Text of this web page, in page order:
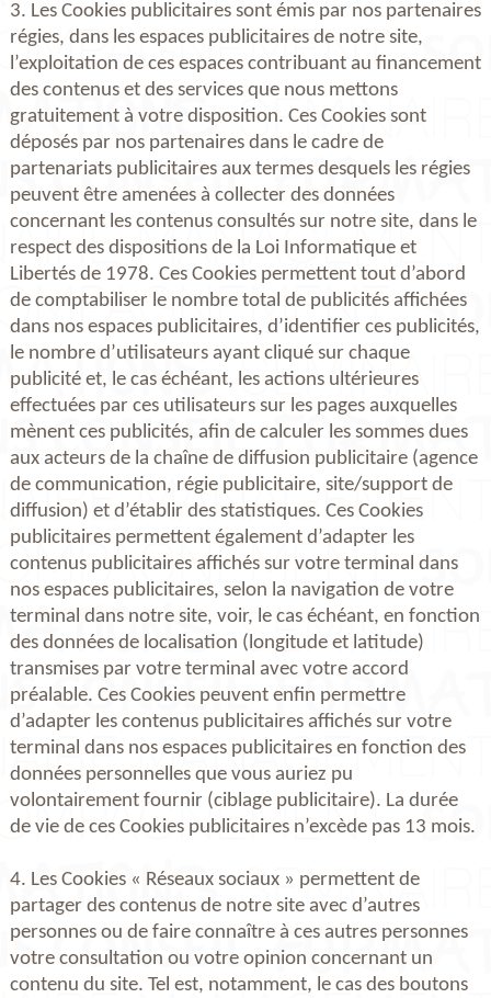
3. Les Cookies publicitaires sont émis par nos partenaires
régies, dans les espaces publicitaires de notre site,
l’exploitation de ces espaces contribuant au financement
des contenus et des services que nous mettons
gratuitement à votre disposition. Ces Cookies sont
déposés par nos partenaires dans le cadre de
partenariats publicitaires aux termes desquels les régies
peuvent être amenées à collecter des données
concernant les contenus consultés sur notre site, dans le
respect des dispositions de la Loi Informatique et
Libertés de 1978. Ces Cookies permettent tout d’abord
de comptabiliser le nombre total de publicités affichées
dans nos espaces publicitaires, d’identifier ces publicités,
le nombre d’utilisateurs ayant cliqué sur chaque
publicité et, le cas échéant, les actions ultérieures
effectuées par ces utilisateurs sur les pages auxquelles
mènent ces publicités, afin de calculer les sommes dues
aux acteurs de la chaîne de diffusion publicitaire (agence
de communication, régie publicitaire, site/support de
diffusion) et d’établir des statistiques. Ces Cookies
publicitaires permettent également d’adapter les
contenus publicitaires affichés sur votre terminal dans
nos espaces publicitaires, selon la navigation de votre
terminal dans notre site, voir, le cas échéant, en fonction
des données de localisation (longitude et latitude)
transmises par votre terminal avec votre accord
préalable. Ces Cookies peuvent enfin permettre
d’adapter les contenus publicitaires affichés sur votre
terminal dans nos espaces publicitaires en fonction des
données personnelles que vous auriez pu
volontairement fournir (ciblage publicitaire). La durée
de vie de ces Cookies publicitaires n’excède pas 13 mois.
4. Les Cookies « Réseaux sociaux » permettent de
partager des contenus de notre site avec d’autres
personnes ou de faire connaître à ces autres personnes
votre consultation ou votre opinion concernant un
contenu du site. Tel est, notamment, le cas des boutons